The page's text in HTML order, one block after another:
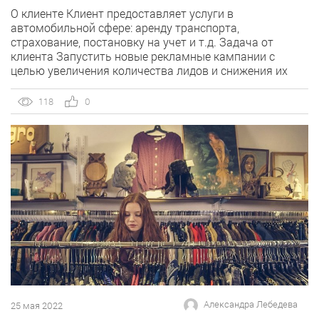
О клиенте Клиент предоставляет услуги в
автомобильной сфере: аренду транспорта,
страхование, постановку на учет и т.д. Задача от
клиента Запустить новые рекламные кампании с
целью увеличения количества лидов и снижения их
e-commerce (а не B2B услуг) инструментов
Яндекс.Директа. Увеличение числа конверсий с
помощью смарт-баннеров и товарных кампаний на
основе […]
118 0
25 мая 2022 Александра Лебедева